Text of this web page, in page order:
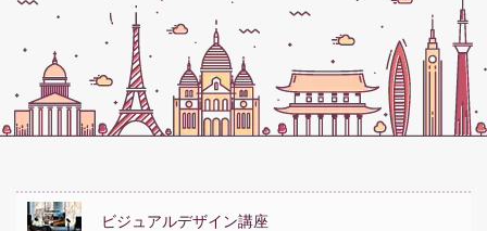
ビジュアルデザイン講座